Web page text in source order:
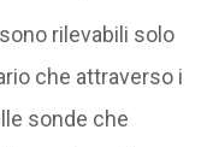
rilevabili solo
che attraverso i
sonde che